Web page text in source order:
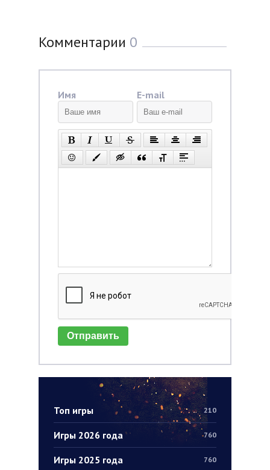
Топ игры 210
Игры 2026 года 760
Игры 2025 года 760
Комментарии 0
Имя E-mail
Отправить